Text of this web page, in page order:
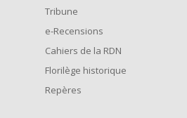
Tribune
e-Recensions
Cahiers de la RDN
Florilège historique
Repères